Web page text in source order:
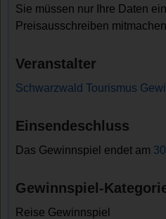
Sie müssen nur Ihre Daten
Preisausschreiben
Veranstalter
Schwarzwald Tourismus
Einsendeschluss
Das Gewinnspiel endet am
Gewinnspiel-
Reise Gewinnspiel